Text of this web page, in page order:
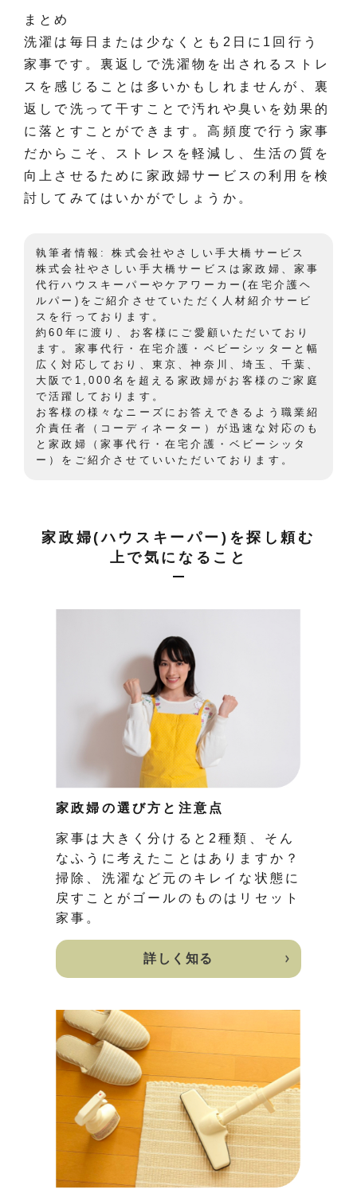
まとめ
洗濯は毎日または少なくとも2日に1回行う
家事です。裏返しで洗濯物を出されるストレ
スを感じることは多いかもしれませんが、裏
返しで洗って干すことで汚れや臭いを効果的
に落とすことができます。高頻度で行う家事
だからこそ、ストレスを軽減し、生活の質を
向上させるために家政婦サービスの利用を検
討してみてはいかがでしょうか。
執筆者情報: 株式会社やさしい手大橋サービス
株式会社やさしい手大橋サービスは家政婦、家事
代行ハウスキーパーやケアワーカー(在宅介護ヘ
ルパー)をご紹介させていただく人材紹介サービ
スを行っております。
約60年に渡り、お客様にご愛顧いただいており
ます。家事代行・在宅介護・ベビーシッターと幅
広く対応しており、東京、神奈川、埼玉、千葉、
大阪で1,000名を超える家政婦がお客様のご家庭
で活躍しております。
お客様の様々なニーズにお答えできるよう職業紹
介責任者（コーディネーター）が迅速な対応のも
と家政婦（家事代行・在宅介護・ベビーシッタ
ー）をご紹介させていいただいております。
家政婦(ハウスキーパー)を探し頼む
上で気になること
家政婦の選び方と注意点
家事は大きく分けると2種類、そん
なふうに考えたことはありますか？
掃除、洗濯など元のキレイな状態に
戻すことがゴールのものはリセット
家事。
詳しく知る